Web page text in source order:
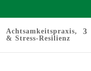
Achtsamkeitspraxis,
& Stress-Resilienz